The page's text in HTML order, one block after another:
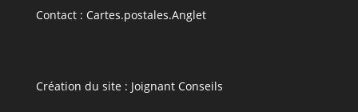
Contact : Cartes.postales.Anglet
Création du site : Joignant Conseils